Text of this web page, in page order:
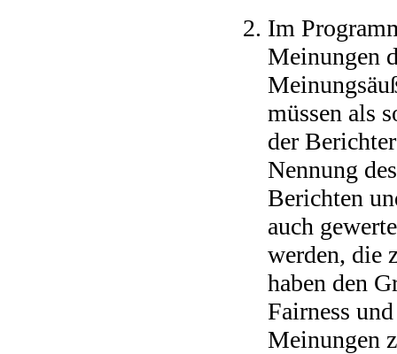
Im
Meinungen
müssen als
der
Nennung
Berichten
auch
werden, die
haben den
Fairness
Meinungen